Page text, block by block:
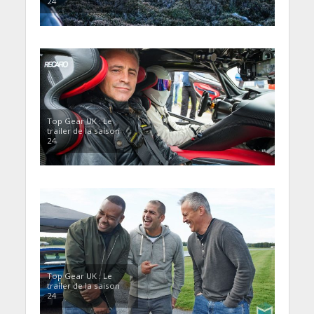
Top Gear UK : Le
trailer de la saison
24
Top Gear UK : Le
trailer de la saison
24